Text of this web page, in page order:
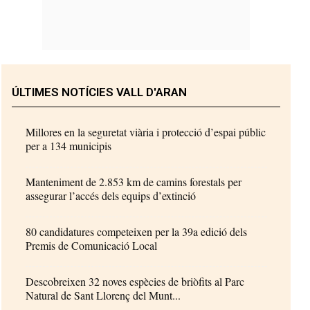
ÚLTIMES NOTÍCIES VALL D'ARAN
Millores en la seguretat viària i protecció d’espai públic
per a 134 municipis
Manteniment de 2.853 km de camins forestals per
assegurar l’accés dels equips d’extinció
80 candidatures competeixen per la 39a edició dels
Premis de Comunicació Local
Descobreixen 32 noves espècies de briòfits al Parc
Natural de Sant Llorenç del Munt...